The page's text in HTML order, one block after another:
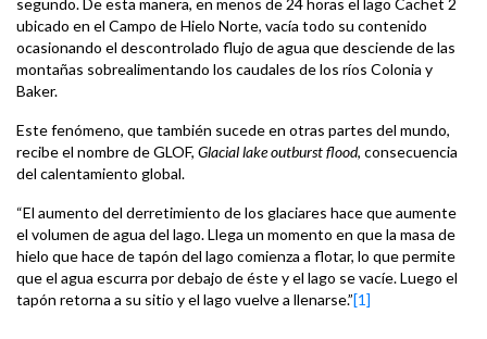
segundo. De esta manera, en menos de 24 horas el lago Cachet 2
ubicado en el Campo de Hielo Norte, vacía todo su contenido
ocasionando el descontrolado flujo de agua que desciende de las
montañas sobrealimentando los caudales de los ríos Colonia y
Baker.
Este fenómeno, que también sucede en otras partes del mundo,
recibe el nombre de GLOF, Glacial lake outburst flood, consecuencia
del calentamiento global.
“El aumento del derretimiento de los glaciares hace que aumente
el volumen de agua del lago. Llega un momento en que la masa de
hielo que hace de tapón del lago comienza a flotar, lo que permite
que el agua escurra por debajo de éste y el lago se vacíe. Luego el
tapón retorna a su sitio y el lago vuelve a llenarse.”[1]